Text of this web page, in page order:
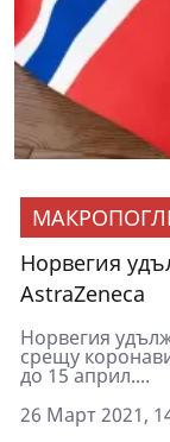
Норвегия
AstraZeneca
Норвегия
срещу
до 15 април....
26 Март 2021,